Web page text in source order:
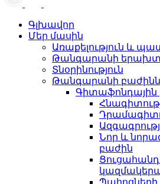
Գլխավոր
Մեր մասին
Առաքելություն և
Թանգարանի
Տնօրինություն
Թանգարանի
Գիտաֆոնդային
Նոր և
բաժին